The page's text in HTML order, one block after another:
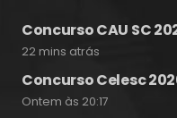
Concurso CAU SC
22 mins atrás
Concurso Celesc
Ontem às 20:17